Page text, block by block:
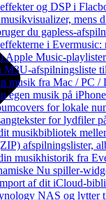
og DSP i
mens
du gapless-
i
Apple Music-
M3U-
musik fra Mac / PC
egen musik på
for lokale
for lydfiler
musikbibliotek
afspilningslister,
musikhistorik fra
Nu spiller-
af dit iCloud-
NAS og lytter